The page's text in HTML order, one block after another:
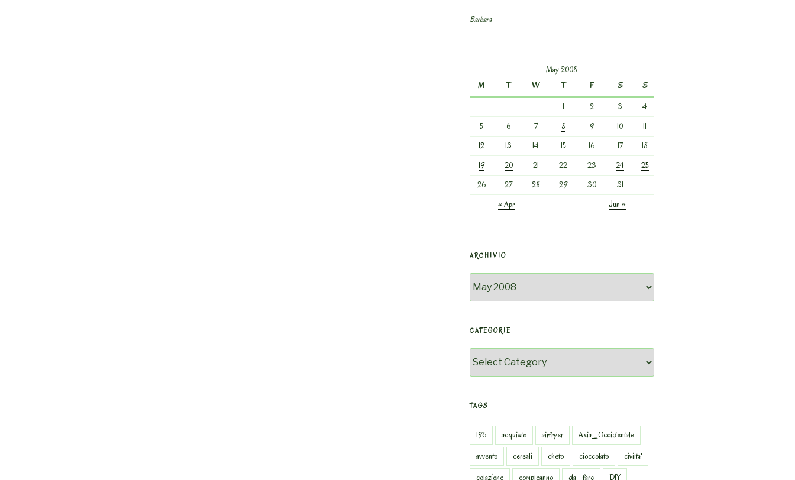
Barbara
May 2008
M
T W T F S
S
1
2 3
4
5
6 7 8 9 10
11
12
13 14 15 16 17
18
19
20 21 22 23 24
25
26
27 28 29 30
31
« Apr
Jun »
ARCHIVIO
CATEGORIE
TAGS
196 acquisto airfryer
Asia_Occidentale
avvento
cereali cheto cioccolato
civilta'
colazione
compleanno da_fare
DIY